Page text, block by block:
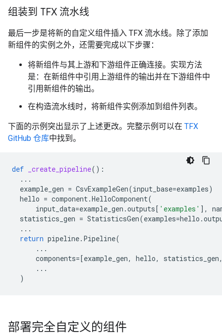
组装到 TFX 流水线
最后一步是将新的自定义组件插入 TFX 流水线。除了添加
新组件的实例之外，还需要完成以下步骤：
将新组件与其上游和下游组件正确连接。实现方法
是：在新组件中引用上游组件的输出并在下游组件中
引用新组件的输出。
在构造流水线时，将新组件实例添加到组件列表。
下面的示例突出显示了上述更改。完整示例可以在 TFX
GitHub 仓库中找到。
def _create_pipeline():
...
example_gen = CsvExampleGen(input_base=examples)
hello = component.HelloComponent(
input_data=example_gen .outputs[ 'examples' ],
statistics_gen = StatisticsGen(examples=hello .
...
return pipeline. Pipeline(
...
components=[example_gen, hello, statistics_gen
...
)
部署完全自定义的组件